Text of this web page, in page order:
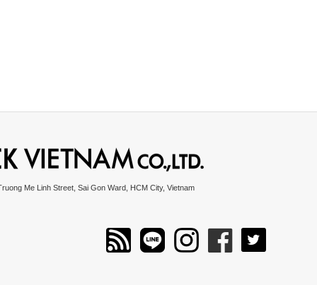
Me Linh Street, Sai Gon Ward, HCM City, Vietnam